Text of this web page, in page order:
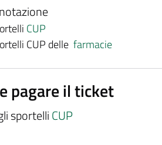
CUP
CUP delle farmacie
pagare il ticket
sportelli CUP